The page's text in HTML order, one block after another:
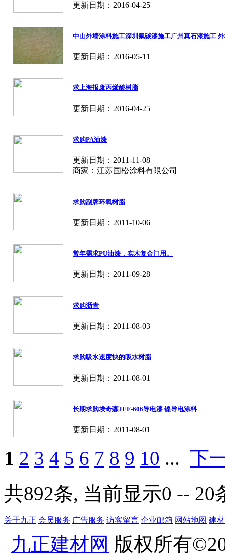
更新日期：2016-04-25
中山外墙涂料施工深圳氟碳漆施工广州真石漆施工
更新日期：2016-05-11
求上海报废丙烯酸树脂
更新日期：2016-04-25
求购PA油漆
更新日期：2011-11-08
商家：江苏国松涂料有限公司
求购副牌环氧树脂
更新日期：2011-10-06
常年需求PU油漆，实木复合门用。
更新日期：2011-09-28
求购沥青
更新日期：2011-08-03
求购吸水速度快的吸水树脂
更新日期：2011-08-01
长期求购埃奇森JEF-606导电漆 镍导电涂料
更新日期：2011-08-01
1 2 3 4 5 6 7 8 9 10 ... 下
共892条, 当前显示0 -- 20
关于九正 会员服务 广告服务 访客留言 企业邮箱 网站地图 建
九正建材网 版权所有